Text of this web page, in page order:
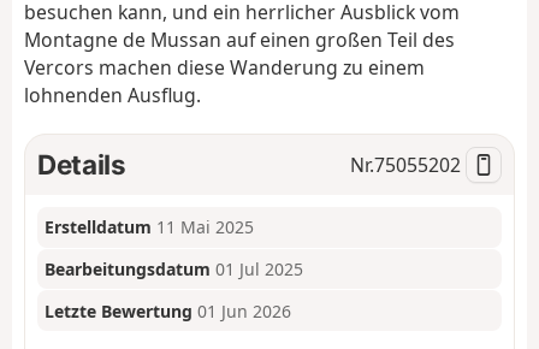
besuchen kann, und ein herrlicher Ausblick vom
Montagne de Mussan auf einen großen Teil des
Vercors machen diese Wanderung zu einem
lohnenden Ausflug.
Details Nr.75055202
Erstelldatum 11 Mai 2025
Bearbeitungsdatum 01 Jul 2025
Letzte Bewertung 01 Jun 2026